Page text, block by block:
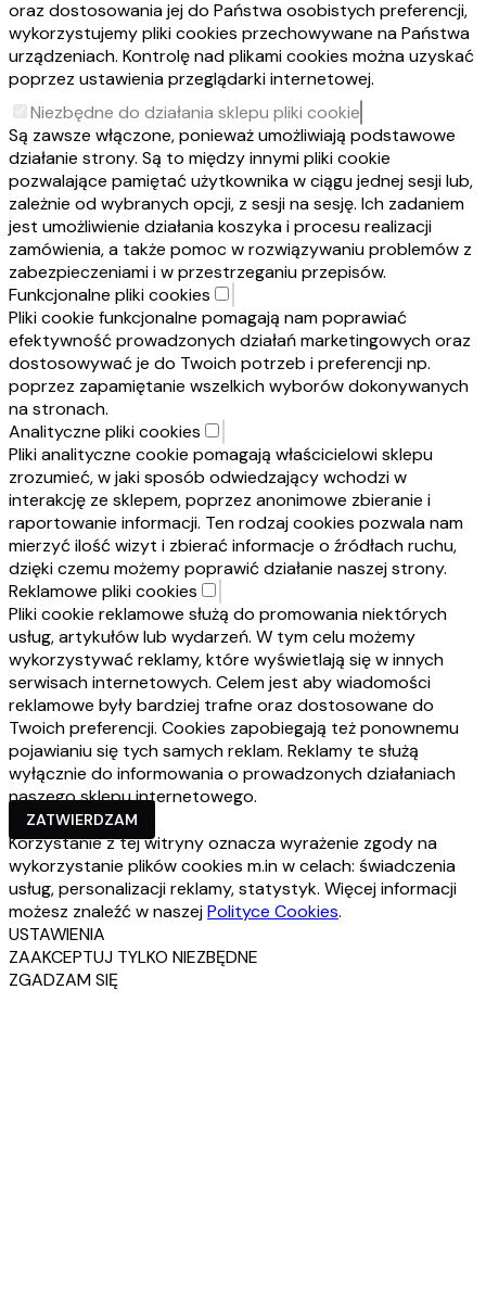
oraz dostosowania jej do Państwa osobistych preferencji,
wykorzystujemy pliki cookies przechowywane na Państwa
urządzeniach. Kontrolę nad plikami cookies można uzyskać
poprzez ustawienia przeglądarki internetowej.
Niezbędne do działania sklepu pliki cookie
Są zawsze włączone, ponieważ umożliwiają podstawowe
działanie strony. Są to między innymi pliki cookie
pozwalające pamiętać użytkownika w ciągu jednej sesji lub,
zależnie od wybranych opcji, z sesji na sesję. Ich zadaniem
jest umożliwienie działania koszyka i procesu realizacji
zamówienia, a także pomoc w rozwiązywaniu problemów z
zabezpieczeniami i w przestrzeganiu przepisów.
Funkcjonalne pliki cookies
Pliki cookie funkcjonalne pomagają nam poprawiać
efektywność prowadzonych działań marketingowych oraz
dostosowywać je do Twoich potrzeb i preferencji np.
poprzez zapamiętanie wszelkich wyborów dokonywanych
na stronach.
Analityczne pliki cookies
Pliki analityczne cookie pomagają właścicielowi sklepu
zrozumieć, w jaki sposób odwiedzający wchodzi w
interakcję ze sklepem, poprzez anonimowe zbieranie i
raportowanie informacji. Ten rodzaj cookies pozwala nam
mierzyć ilość wizyt i zbierać informacje o źródłach ruchu,
dzięki czemu możemy poprawić działanie naszej strony.
Reklamowe pliki cookies
Pliki cookie reklamowe służą do promowania niektórych
usług, artykułów lub wydarzeń. W tym celu możemy
wykorzystywać reklamy, które wyświetlają się w innych
serwisach internetowych. Celem jest aby wiadomości
reklamowe były bardziej trafne oraz dostosowane do
Twoich preferencji. Cookies zapobiegają też ponownemu
pojawianiu się tych samych reklam. Reklamy te służą
wyłącznie do informowania o prowadzonych działaniach
naszego sklepu internetowego.
ZATWIERDZAM
Korzystanie z tej witryny oznacza wyrażenie zgody na
wykorzystanie plików cookies m.in w celach: świadczenia
usług, personalizacji reklamy, statystyk. Więcej informacji
możesz znaleźć w naszejPolityce Cookies.
USTAWIENIA
ZAAKCEPTUJ TYLKO NIEZBĘDNE
ZGADZAM SIĘ